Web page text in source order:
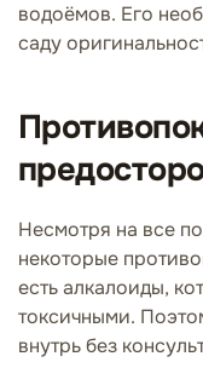
водоёмов. Его
саду
Несмотря на все
некоторые
есть алкалоиды,
токсичными.
внутрь без